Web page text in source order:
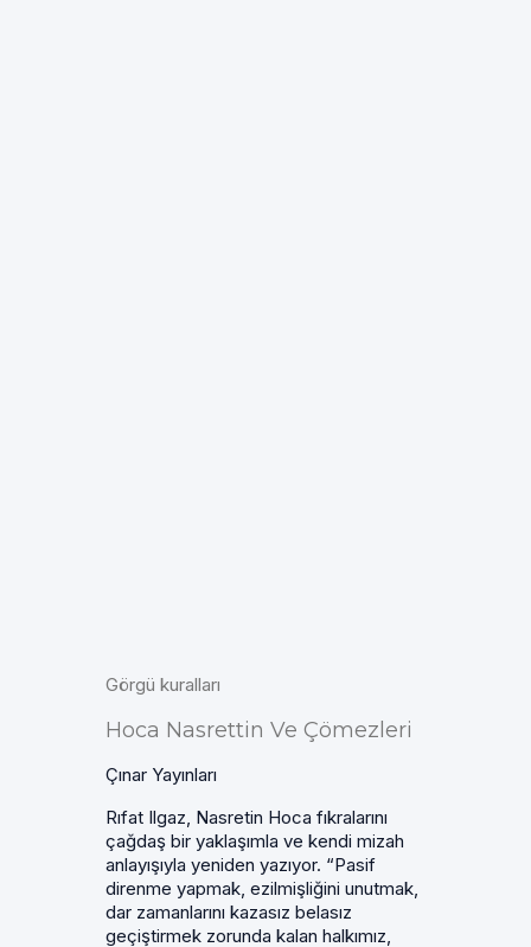
Görgü kuralları
Hoca Nasrettin Ve Çömezleri
Çınar Yayınları
Rıfat Ilgaz, Nasretin Hoca fıkralarını
çağdaş bir yaklaşımla ve kendi mizah
anlayışıyla yeniden yazıyor. “Pasif
direnme yapmak, ezilmişliğini unutmak,
dar zamanlarını kazasız belasız
geçiştirmek zorunda kalan halkımız,